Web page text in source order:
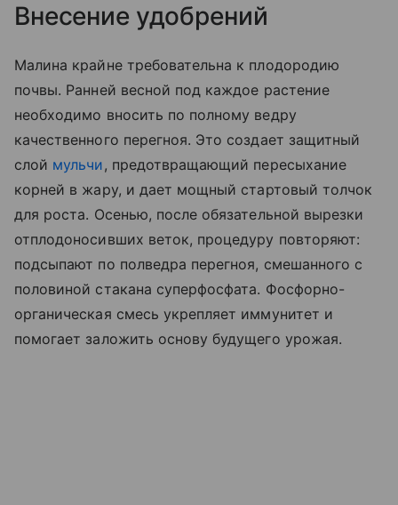
Внесение удобрений
Малина крайне требовательна к плодородию
почвы. Ранней весной под каждое растение
необходимо вносить по полному ведру
качественного перегноя. Это создает защитный
слой мульчи, предотвращающий пересыхание
корней в жару, и дает мощный стартовый толчок
для роста. Осенью, после обязательной вырезки
отплодоносивших веток, процедуру повторяют:
подсыпают по полведра перегноя, смешанного с
половиной стакана суперфосфата. Фосфорно-
органическая смесь укрепляет иммунитет и
помогает заложить основу будущего урожая.